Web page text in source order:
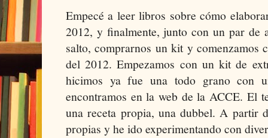
Empecé a leer libros sobre cómo
2012, y finalmente, junto con un par de
salto, comprarnos un kit y comenzamos
del 2012. Empezamos con un kit de
hicimos ya fue una todo grano con
encontramos en la web de la ACCE. El
una receta propia, una dubbel. A partir
propias y he ido experimentando con